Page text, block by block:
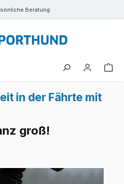
Beratung
in der Fährte mit
groß!